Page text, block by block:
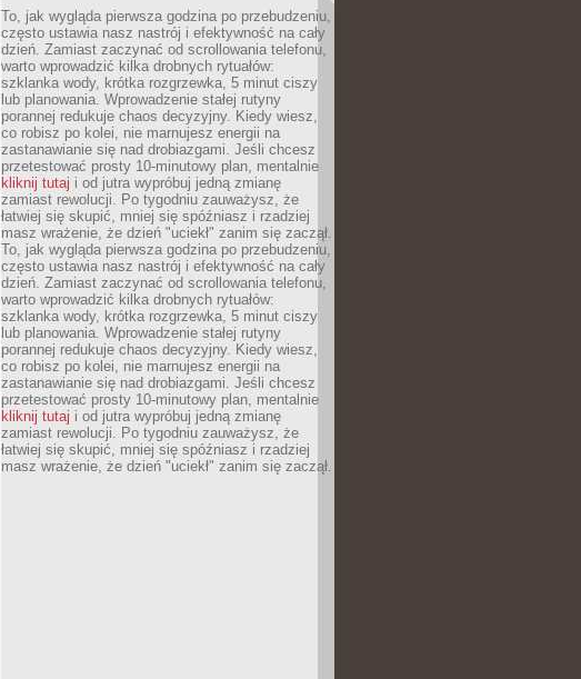
To, jak wygląda pierwsza godzina po przebudzeniu,
często ustawia nasz nastrój i efektywność na cały
dzień. Zamiast zaczynać od scrollowania telefonu,
warto wprowadzić kilka drobnych rytuałów:
szklanka wody, krótka rozgrzewka, 5 minut ciszy
lub planowania. Wprowadzenie stałej rutyny
porannej redukuje chaos decyzyjny. Kiedy wiesz,
co robisz po kolei, nie marnujesz energii na
zastanawianie się nad drobiazgami. Jeśli chcesz
przetestować prosty 10-minutowy plan, mentalnie
kliknij tutaj i od jutra wypróbuj jedną zmianę
zamiast rewolucji. Po tygodniu zauważysz, że
łatwiej się skupić, mniej się spóźniasz i rzadziej
masz wrażenie, że dzień "uciekł" zanim się zaczął.
To, jak wygląda pierwsza godzina po przebudzeniu,
często ustawia nasz nastrój i efektywność na cały
dzień. Zamiast zaczynać od scrollowania telefonu,
warto wprowadzić kilka drobnych rytuałów:
szklanka wody, krótka rozgrzewka, 5 minut ciszy
lub planowania. Wprowadzenie stałej rutyny
porannej redukuje chaos decyzyjny. Kiedy wiesz,
co robisz po kolei, nie marnujesz energii na
zastanawianie się nad drobiazgami. Jeśli chcesz
przetestować prosty 10-minutowy plan, mentalnie
kliknij tutaj i od jutra wypróbuj jedną zmianę
zamiast rewolucji. Po tygodniu zauważysz, że
łatwiej się skupić, mniej się spóźniasz i rzadziej
masz wrażenie, że dzień "uciekł" zanim się zaczął.